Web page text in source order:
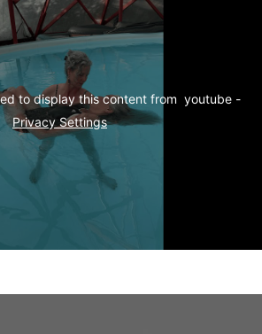
Privacy Settings